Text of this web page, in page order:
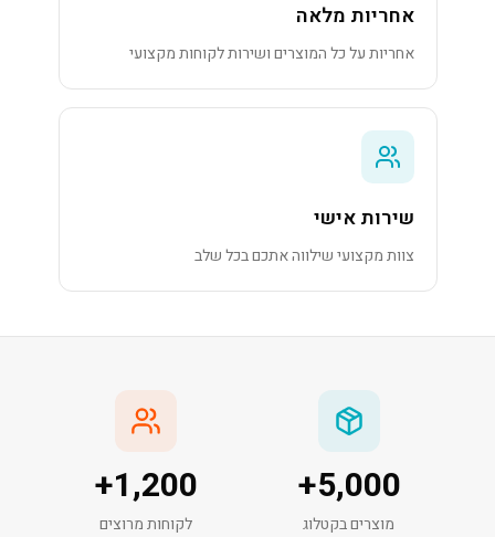
אחריות מלאה
אחריות על כל המוצרים ושירות לקוחות מקצועי
שירות אישי
צוות מקצועי שילווה אתכם בכל שלב
5,000
+
מוצרים בקטלוג
1,200
+
לקוחות מרוצים